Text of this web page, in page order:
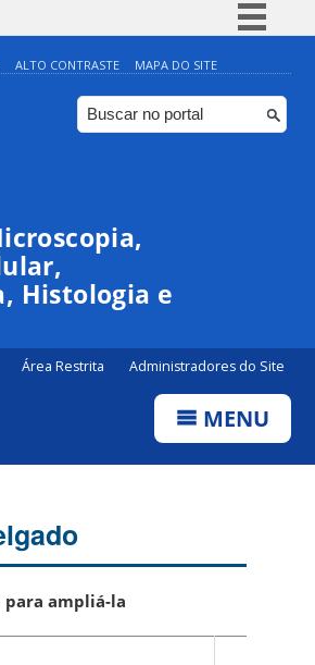
Simplifique!
Comunica BR
Participe
ALTO CONTRASTE MAPA DO SITE
Histologia e
Área Restrita Administradores do Site
MENU
para ampliá-la